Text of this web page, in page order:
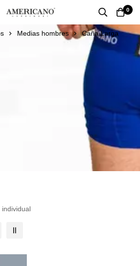
0
Medias hombres Caña Larga
individual